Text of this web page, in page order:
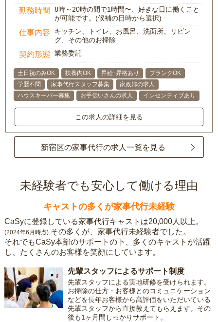
勤務時間
8時～20時の間で1時間〜、好きな日に働くこと
が可能です。(候補の日時から選択)
仕事内容
キッチン、トイレ、お風呂、洗面所、リビン
グ、その他のお掃除
契約形態 業務委託
土日祝のみOK 扶養内OK 昇給･昇格あり
ブランクOK
学歴不問
家事代行スタッフ募集
家政婦の求人
ハウスキーパー募集
お手伝いさんの求人 インセンティブあり
この求人の詳細を見る
新宿区の家事代行の求人一覧を見る
未経験者でも安心して働ける理由
キャストの多くが家事代行未経験
CaSyに登録している家事代行キャストは20,000人以上。
(2024年6月時点) その多くが、家事代行未経験者でした。
それでもCaSy本部のサポートの下、多くのキャストが活躍
し、たくさんのお客様を笑顔にしています。
先輩スタッフによるサポート制度
先輩スタッフによる実地研修を受けられます。
お掃除の仕方・お客様とのコミュニケーション
などを長年お客様から高評価をいただいている
先輩スタッフから直接教えてもらえます。その
後も1ヶ月間しっかりサポート。